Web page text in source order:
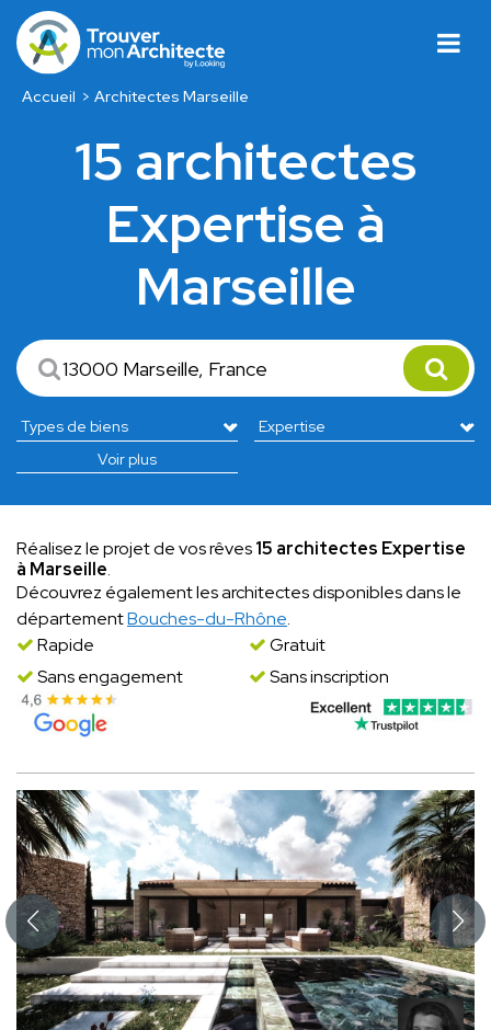
Accueil Architectes Marseille
15 architectes
Expertise à
Marseille
Voir plus
Réalisez le projet de vos rêves15 architectes Expertise
à Marseille.
Découvrez également les architectes disponibles dans le
départementBouches-du-Rhône.
Rapide
Gratuit
Sans engagement
Sans inscription